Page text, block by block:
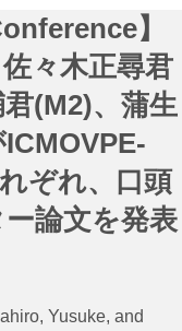
】
々木正尋君
(M2)、蒲生
ぞれ、口頭
論文を発表
Yusuke, and